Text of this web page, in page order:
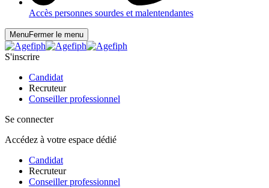
Accès personnes sourdes et malentendantes
MenuFermer le menu
S'inscrire
Candidat
Recruteur
Conseiller professionnel
Se connecter
Accédez à votre espace dédié
Candidat
Recruteur
Conseiller professionnel